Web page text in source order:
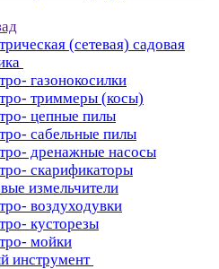
(сетевая) садовая
газонокосилки
триммеры (косы)
цепные пилы
сабельные пилы
дренажные насосы
скарификаторы
измельчители
воздуходувки
кусторезы
мойки
инструмент